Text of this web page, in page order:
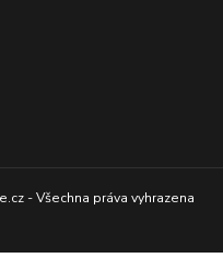
- Všechna práva vyhrazena